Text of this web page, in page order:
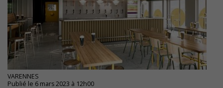
VARENNES
Publié le 6 mars 2023 à 12h00